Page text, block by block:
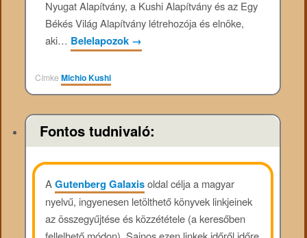
Nyugat Alapítvány, a Kushi Alapítvány és az Egy
Békés Világ Alapítvány létrehozója és elnöke,
aki… Belelapozok →
CímkeMichio Kushi
Fontos tudnivaló:
AGutenberg Galaxisoldal célja a magyar
nyelvű, ingyenesen letölthető könyvek linkjeinek
az összegyűjtése és közzététele (a keresőben